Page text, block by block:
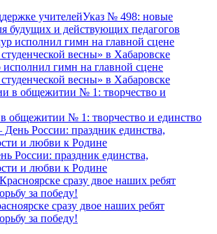
Указ № 498: новые
будущих и действующих педагогов
гимн на главной сцене
весны» в Хабаровске
общежитии № 1: творчество и единство
России: праздник единства,
и любви к Родине
сразу двое наших ребят
за победу!